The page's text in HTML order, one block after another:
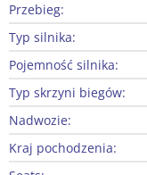
Przebieg:
Typ silnika:
Pojemność silnika:
Typ skrzyni biegów:
Nadwozie:
Kraj pochodzenia: